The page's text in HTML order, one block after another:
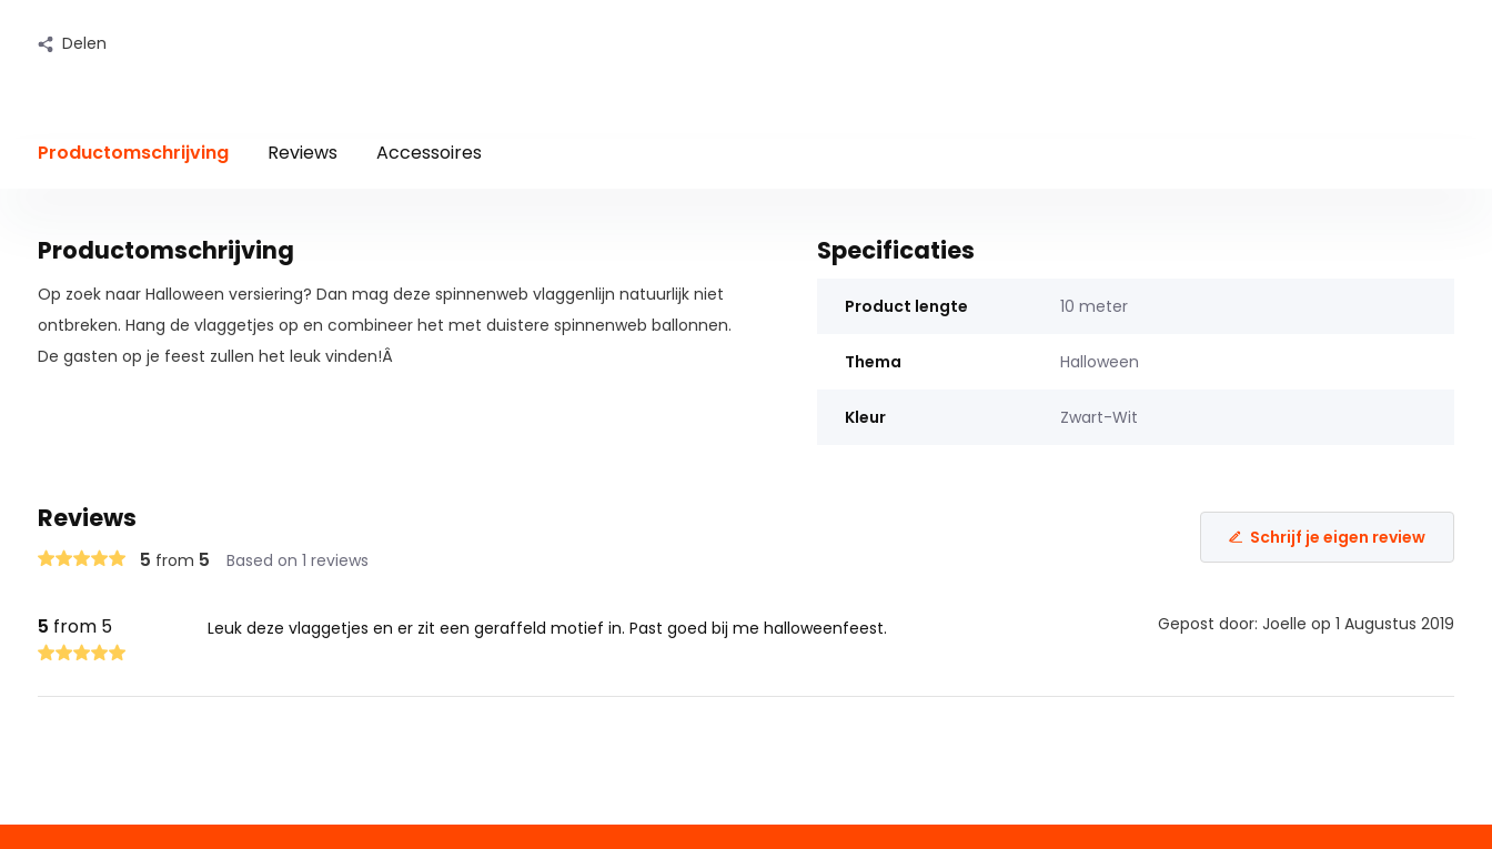
Delen
Productomschrijving Reviews Accessoires
Productomschrijving
Op zoek naar Halloween versiering? Dan mag deze spinnenweb vlaggenlijn natuurlijk niet
ontbreken. Hang de vlaggetjes op en combineer het met duistere spinnenweb ballonnen.
De gasten op je feest zullen het leuk vinden!Â
Specificaties
Product lengte 10 meter
Thema Halloween
Kleur Zwart-Wit
Reviews
5 from 5 Based on 1 reviews
Schrijf je eigen review
5 from 5 Leuk deze vlaggetjes en er zit een geraffeld motief in. Past goed bij me halloweenfeest. Gepost door: Joelle op 1 Augustus 2019